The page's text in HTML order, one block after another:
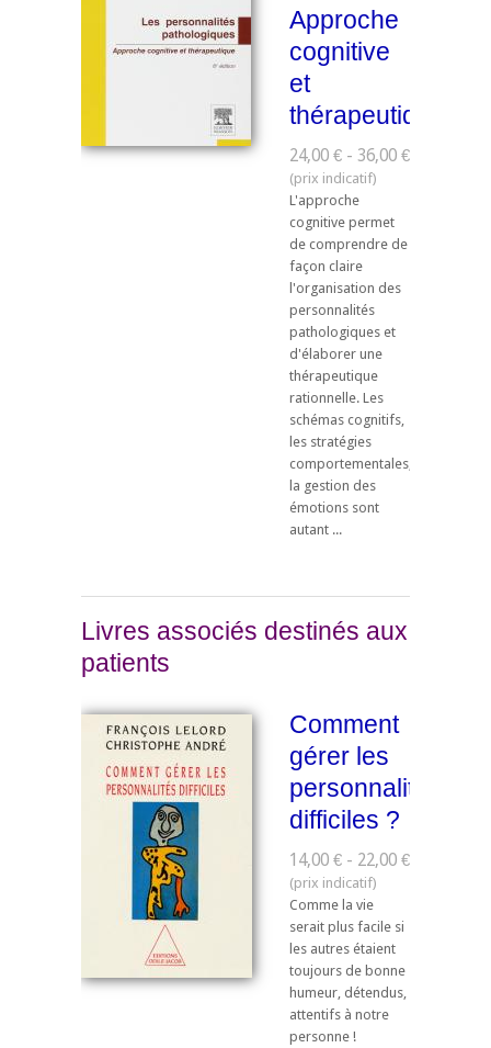
Approche
cognitive
et
thérapeutique
24,00 € - 36,00 €
L'approche
cognitive permet
de comprendre de
façon claire
l'organisation des
personnalités
pathologiques et
d'élaborer une
thérapeutique
rationnelle. Les
schémas cognitifs,
les stratégies
comportementales,
la gestion des
émotions sont
autant ...
Livres associés destinés aux
patients
Comment
gérer les
personnalités
difficiles ?
14,00 € - 22,00 €
Comme la vie
serait plus facile si
les autres étaient
toujours de bonne
humeur, détendus,
attentifs à notre
personne !